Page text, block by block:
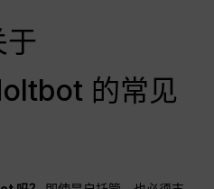
于
的常见